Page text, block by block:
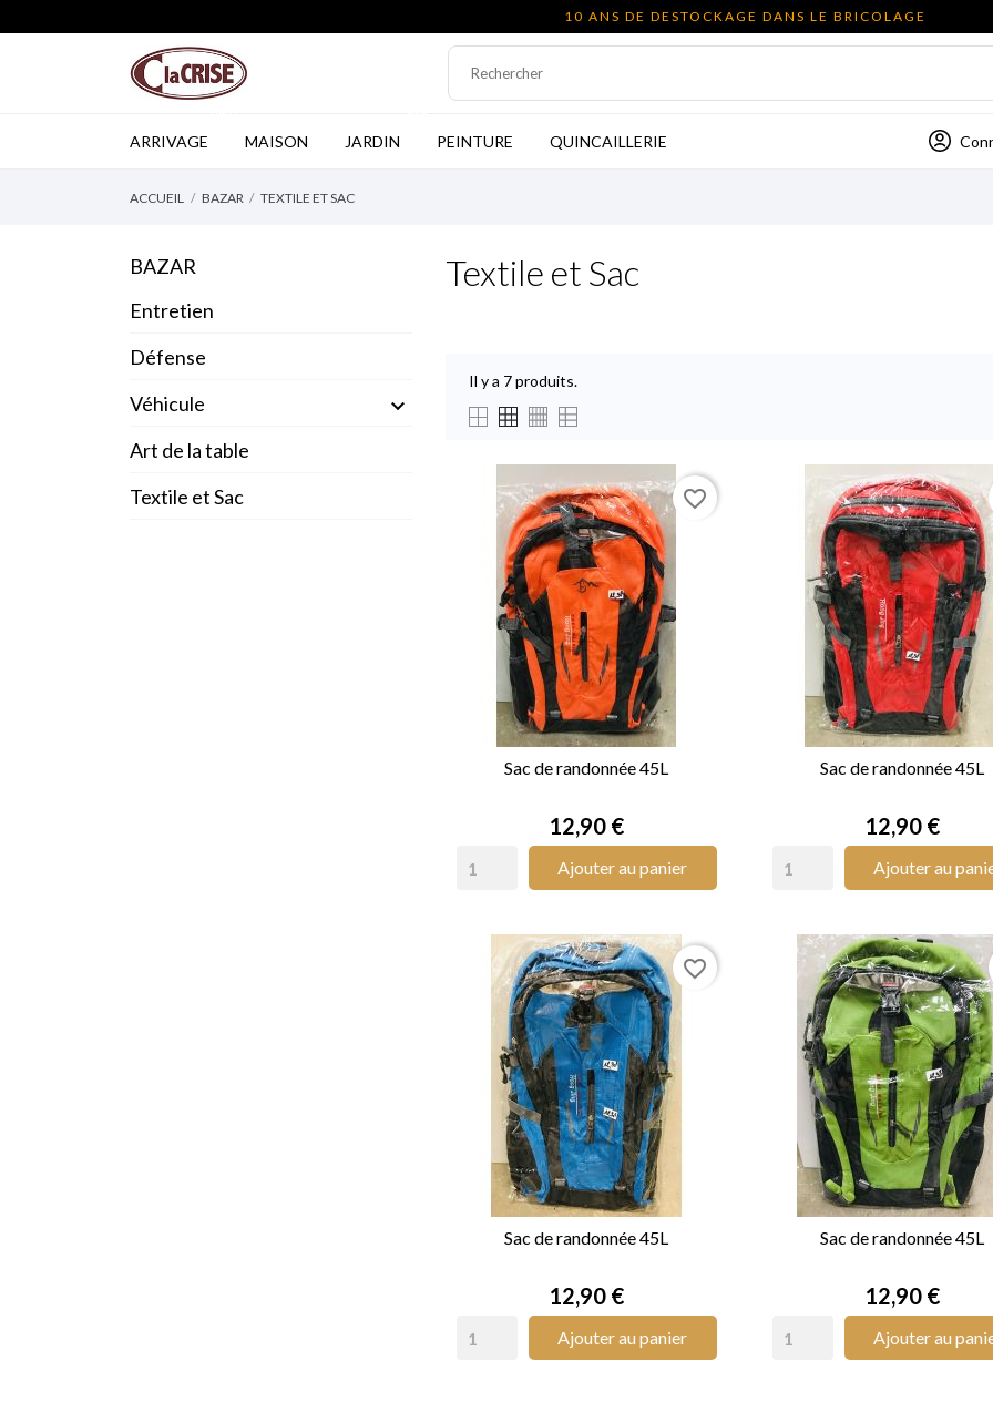
10 ANS DE DESTOCKAGE DANS LE BRICOLAGE
ARRIVAGE MAISON JARDIN PEINTURE QUINCAILLERIE
ACCUEIL BAZAR TEXTILE ET SAC
BAZAR
Entretien
Défense
Véhicule

Art de la table
Textile et Sac
Textile et Sac
Il y a 7 produits.
Sac de randonnée 45L
Prix
12,90 €
Ajouter au panier
favorite_border
Sac de randonnée 45L
Prix
12,90 €
Ajouter au
Sac de randonnée 45L
Prix
12,90 €
Ajouter au panier
favorite_border
Sac de randonnée 45L
Prix
12,90 €
Ajouter au